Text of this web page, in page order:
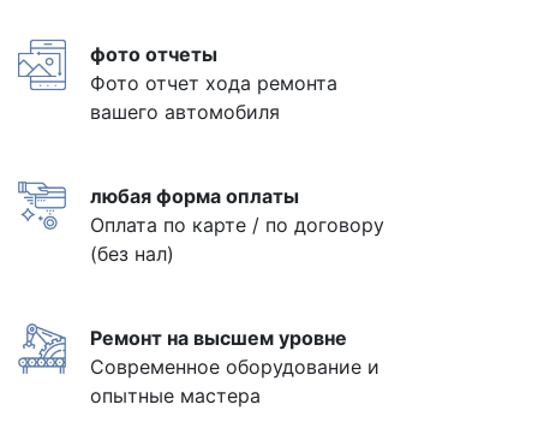
фото отчеты
Фото отчет хода ремонта
вашего автомобиля
любая форма оплаты
Оплата по карте / по договору
(без нал)
Ремонт на высшем уровне
Современное оборудование и
опытные мастера